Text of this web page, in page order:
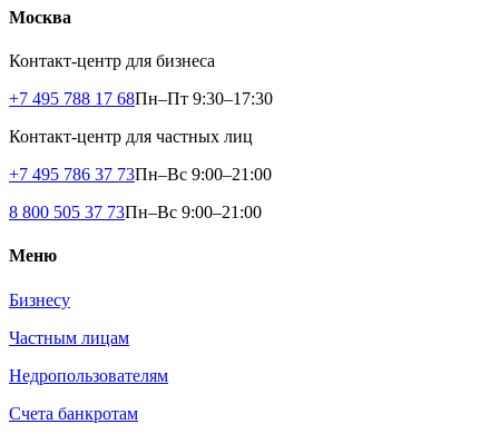
Москва
Контакт-центр для бизнеса
+7 495 788 17 68Пн–Пт 9:30–17:30
Контакт-центр для частных лиц
+7 495 786 37 73Пн–Вс 9:00–21:00
8 800 505 37 73Пн–Вс 9:00–21:00
Меню
Бизнесу
Частным лицам
Недропользователям
Счета банкротам